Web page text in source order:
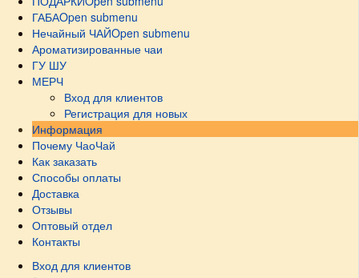
ГАБАOpen submenu
Нечайный ЧАЙOpen submenu
Ароматизированные чаи
ГУ ШУ
МЕРЧ
Вход для клиентов
Регистрация для новых
Информация
Почему ЧаоЧай
Как заказать
Способы оплаты
Доставка
Отзывы
Оптовый отдел
Контакты
Вход для клиентов